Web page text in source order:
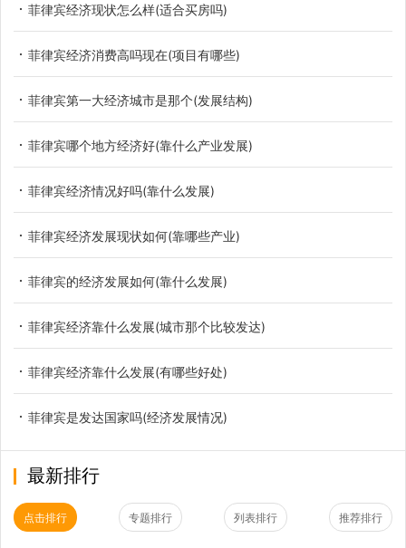
菲律宾经济现状怎么样(适合买房吗)
菲律宾经济消费高吗现在(项目有哪些)
菲律宾第一大经济城市是那个(发展结构)
菲律宾哪个地方经济好(靠什么产业发展)
菲律宾经济情况好吗(靠什么发展)
菲律宾经济发展现状如何(靠哪些产业)
菲律宾的经济发展如何(靠什么发展)
菲律宾经济靠什么发展(城市那个比较发达)
菲律宾经济靠什么发展(有哪些好处)
菲律宾是发达国家吗(经济发展情况)
最新排行
点击排行 专题排行 列表排行 推荐排行